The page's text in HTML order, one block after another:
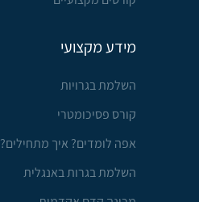
מידע מקצועי
השלמת בגרויות
קורס פסיכומטרי
אפה לומדים? איך מתחילים?
השלמת בגרות באנגלית